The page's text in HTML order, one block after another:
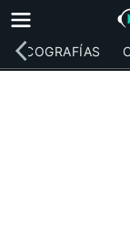
DISCOGRAFÍAS